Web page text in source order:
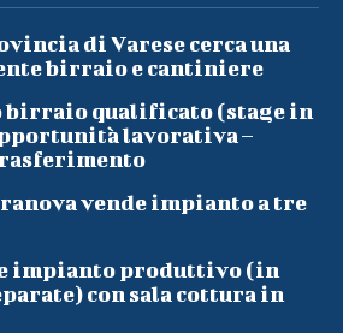
di Varese cerca una
birraio e cantiniere
birraio qualificato (stage in
lavorativa –
vende impianto a tre
impianto produttivo (in
con sala cottura in